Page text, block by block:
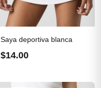
Saya deportiva blanca
$14.00